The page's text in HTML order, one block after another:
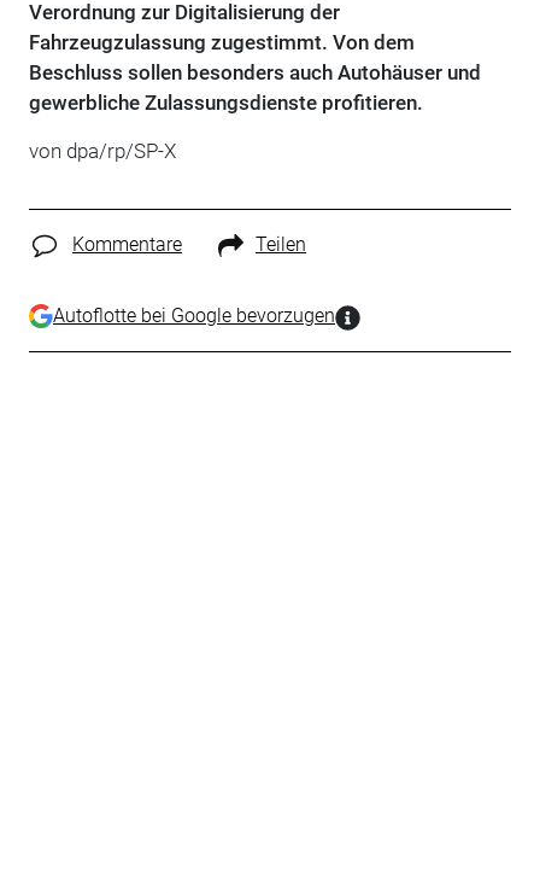
Verordnung zur Digitalisierung der
Fahrzeugzulassung zugestimmt. Von dem
Beschluss sollen besonders auch Autohäuser und
gewerbliche Zulassungsdienste profitieren.
von dpa/rp/SP-X
Kommentare Teilen
Autoflotte bei Google bevorzugen